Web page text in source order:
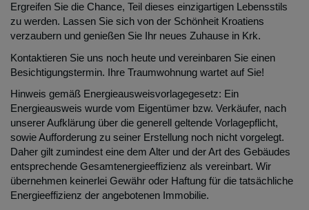
Ergreifen Sie die Chance, Teil dieses einzigartigen Lebensstils
zu werden. Lassen Sie sich von der Schönheit Kroatiens
verzaubern und genießen Sie Ihr neues Zuhause in Krk.
Kontaktieren Sie uns noch heute und vereinbaren Sie einen
Besichtigungstermin. Ihre Traumwohnung wartet auf Sie!
Hinweis gemäß Energieausweisvorlagegesetz: Ein
Energieausweis wurde vom Eigentümer bzw. Verkäufer, nach
unserer Aufklärung über die generell geltende Vorlagepflicht,
sowie Aufforderung zu seiner Erstellung noch nicht vorgelegt.
Daher gilt zumindest eine dem Alter und der Art des Gebäudes
entsprechende Gesamtenergieeffizienz als vereinbart. Wir
übernehmen keinerlei Gewähr oder Haftung für die tatsächliche
Energieeffizienz der angebotenen Immobilie.